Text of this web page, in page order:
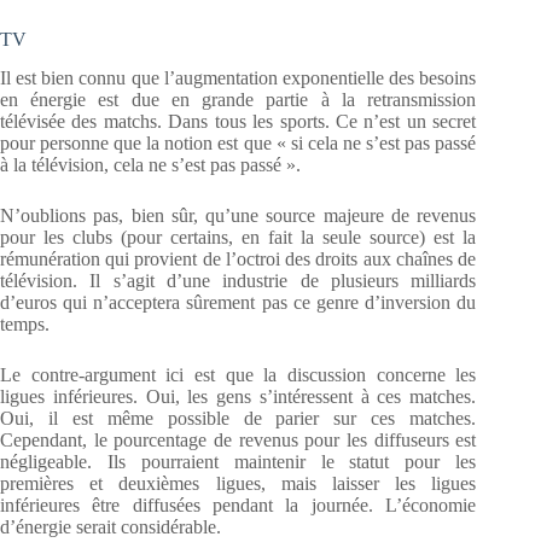
TV
Il est bien connu que l’augmentation exponentielle des besoins
en énergie est due en grande partie à la retransmission
télévisée des matchs. Dans tous les sports. Ce n’est un secret
pour personne que la notion est que « si cela ne s’est pas passé
à la télévision, cela ne s’est pas passé ».
N’oublions pas, bien sûr, qu’une source majeure de revenus
pour les clubs (pour certains, en fait la seule source) est la
rémunération qui provient de l’octroi des droits aux chaînes de
télévision. Il s’agit d’une industrie de plusieurs milliards
d’euros qui n’acceptera sûrement pas ce genre d’inversion du
temps.
Le contre-argument ici est que la discussion concerne les
ligues inférieures. Oui, les gens s’intéressent à ces matches.
Oui, il est même possible de parier sur ces matches.
Cependant, le pourcentage de revenus pour les diffuseurs est
négligeable. Ils pourraient maintenir le statut pour les
premières et deuxièmes ligues, mais laisser les ligues
inférieures être diffusées pendant la journée. L’économie
d’énergie serait considérable.